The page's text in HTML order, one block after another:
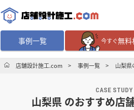
事例一覧 今すぐ無料
無料相談
デザイン設計・施工 業者を探す
店舗設計施工.com 事例一覧 山梨県
CASE STUDY
山梨県 のおすすめ店